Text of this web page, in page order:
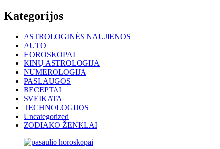
Kategorijos
ASTROLOGINĖS NAUJIENOS
AUTO
HOROSKOPAI
KINŲ ASTROLOGIJA
NUMEROLOGIJA
PASLAUGOS
RECEPTAI
SVEIKATA
TECHNOLOGIJOS
Uncategorized
ZODIAKO ŽENKLAI